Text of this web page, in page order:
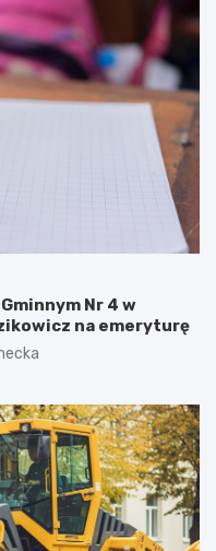
Nr 4 w
na emeryturę